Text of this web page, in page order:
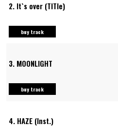
2. It`s over (TlTle)
buy track
3. MOONLIGHT
buy track
4. HAZE (Inst.)